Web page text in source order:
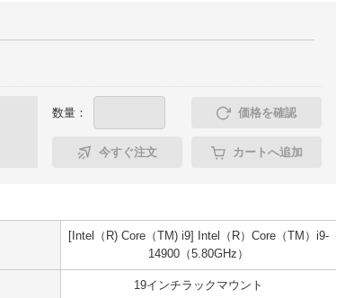
数量： 価格を確認
今すぐ注文 カートへ追加
[Intel（R) Core（TM) i9] Intel（R）Core（TM）i9-
14900（5.80GHz）
19インチラックマウント